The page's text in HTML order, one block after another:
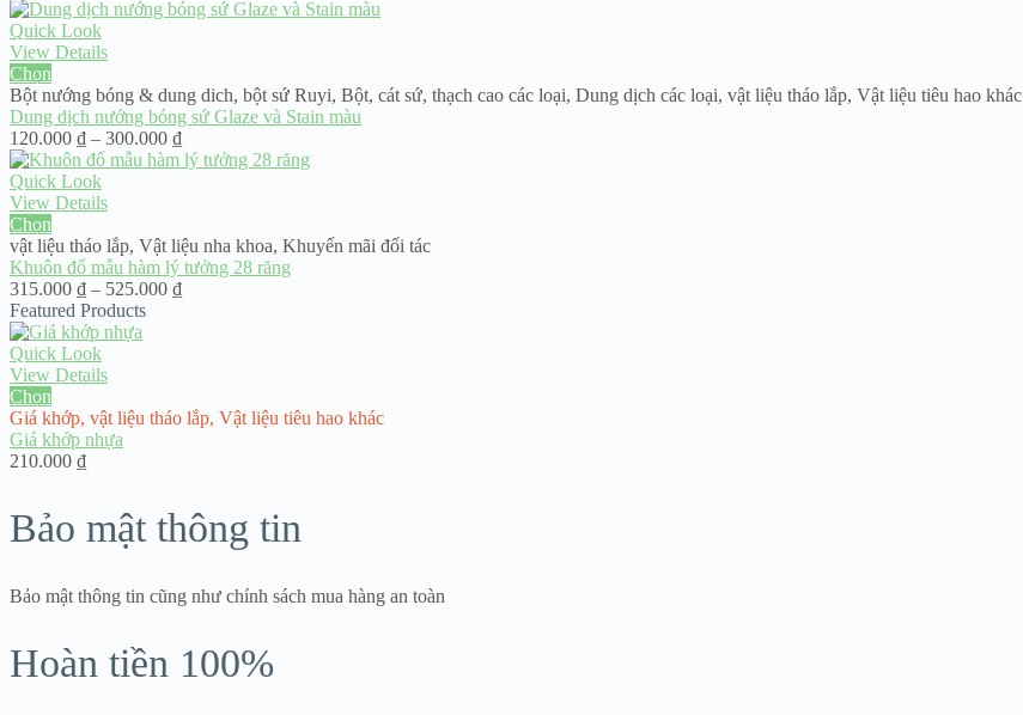
Quick Look
View Details
Chọn
Bột nướng bóng & dung dich, bột sứ Ruyi, Bột, cát sứ, thạch cao các loại, Dung dịch các loại, vật liệu tháo lắp, Vật liệu tiêu hao khác
Dung dịch nướng bóng sứ Glaze và Stain màu
120.000 ₫ – 300.000 ₫Khoảng
giá:
300.000 ₫
Quick Look
View Details
Chọn
vật liệu tháo lắp, Vật liệu nha khoa, Khuyến mãi đối tác
Khuôn đổ mẫu hàm lý tưởng 28 răng
315.000 ₫ – 525.000 ₫Khoảng
Featured Products
Quick Look
View Details
Chọn
Giá khớp, vật liệu tháo lắp, Vật liệu tiêu hao khác
Giá khớp nhựa
210.000 ₫
Bảo mật thông tin
Bảo mật thông tin cũng như chính sách mua hàng an toàn
Hoàn tiền 100%